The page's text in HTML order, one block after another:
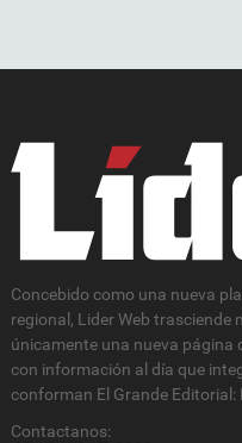
Concebido como una nueva
regional, Lider Web trasciende
únicamente una nueva página
con información al día que
conforman El Grande Editorial:
Contactanos: